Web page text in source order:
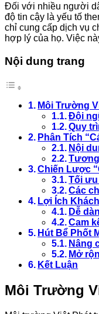
Đối với nhiều người
độ tin cậy là yếu tố
chỉ cung cấp dịch vụ
hợp lý của họ. Việc
Nội dung trang
Môi Trường
Đội
Quy
Phân Tích
Nội
Chiến Lược
Tối ưu
Các
Lợi Ích
Dễ
Cam
Hút Bể Phốt
Nâng
Mở
Kết Luận
Môi Trường